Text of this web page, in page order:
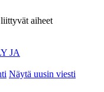
aiheet
JA
Näytä uusin viesti